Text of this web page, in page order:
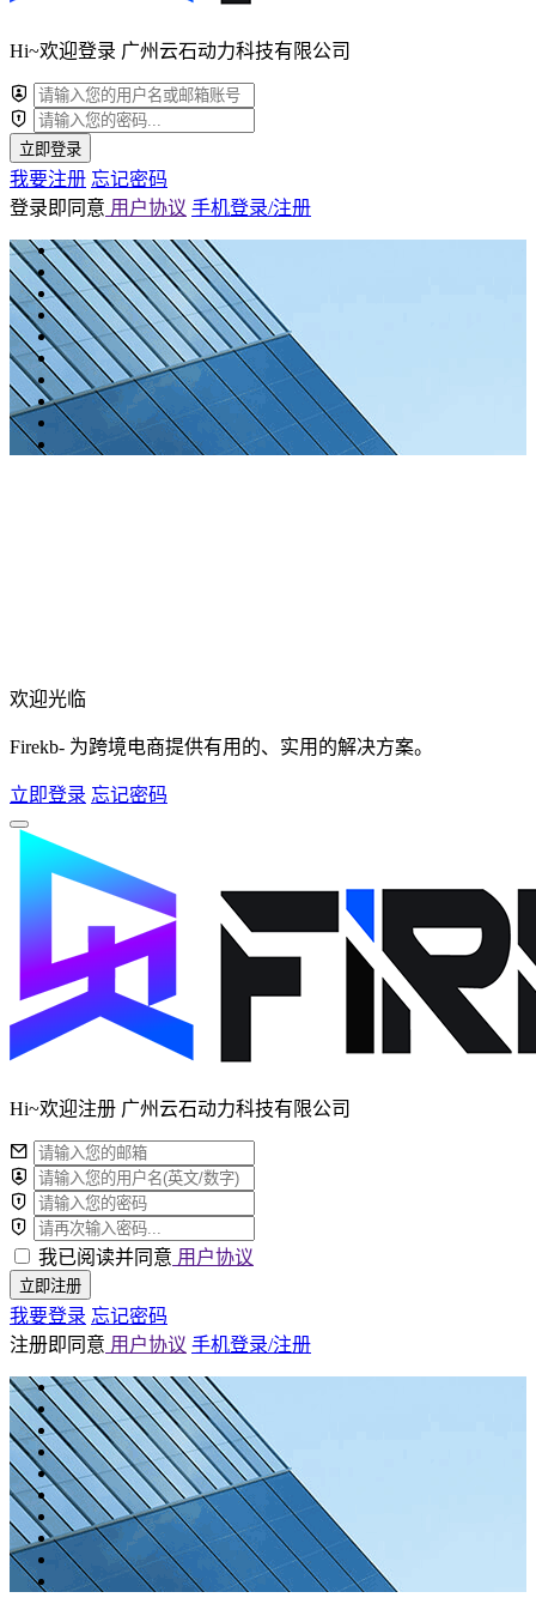
Hi~欢迎登录 广州云石动力科技有限公司
立即登录
我要注册 忘记密码
登录即同意 用户协议 手机登录/注册
欢迎光临
Firekb- 为跨境电商提供有用的、实用的解决方案。
立即登录 忘记密码
Hi~欢迎注册 广州云石动力科技有限公司
我已阅读并同意 用户协议
立即注册
我要登录 忘记密码
注册即同意 用户协议 手机登录/注册